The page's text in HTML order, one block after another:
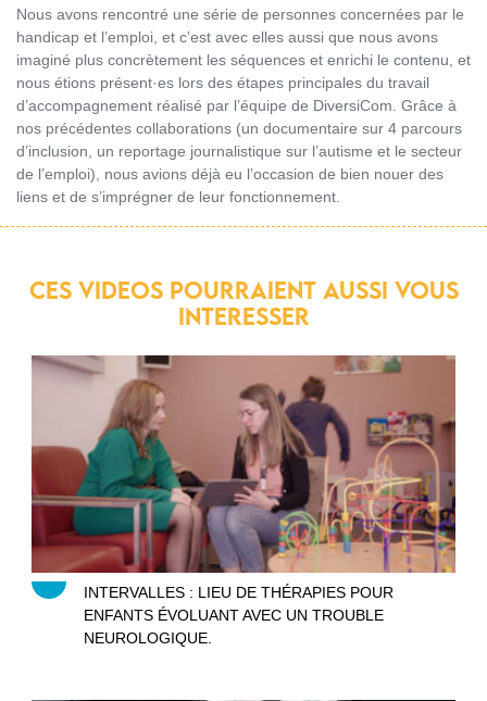
Nous avons rencontré une série de personnes concernées par le
handicap et l’emploi, et c’est avec elles aussi que nous avons
imaginé plus concrètement les séquences et enrichi le contenu, et
nous étions présent·es lors des étapes principales du travail
d’accompagnement réalisé par l’équipe de DiversiCom. Grâce à
nos précédentes collaborations (un documentaire sur 4 parcours
d’inclusion, un reportage journalistique sur l’autisme et le secteur
de l’emploi), nous avions déjà eu l’occasion de bien nouer des
liens et de s’imprégner de leur fonctionnement.
CES VIDEOS POURRAIENT AUSSI VOUS
INTERESSER
Intervalles
INTERVALLES : LIEU DE THÉRAPIES POUR
ENFANTS ÉVOLUANT AVEC UN TROUBLE
NEUROLOGIQUE.